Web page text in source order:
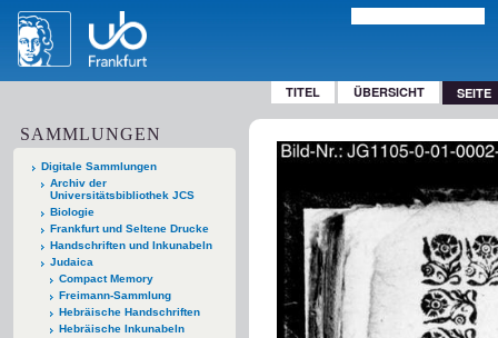
TITEL ÜBERSICHT SEITE
SAMMLUNGEN
Digitale Sammlungen
Archiv der
Universitätsbibliothek JCS
Biologie
Frankfurt und Seltene Drucke
Handschriften und Inkunabeln
Judaica
Compact Memory
Freimann-Sammlung
Hebräische Handschriften
Hebräische Inkunabeln